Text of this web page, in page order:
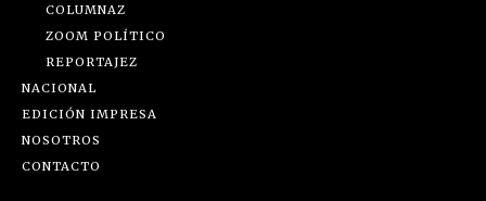
COLUMNAZ
ZOOM POLÍTICO
REPORTAJEZ
NACIONAL
EDICIÓN IMPRESA
NOSOTROS
CONTACTO